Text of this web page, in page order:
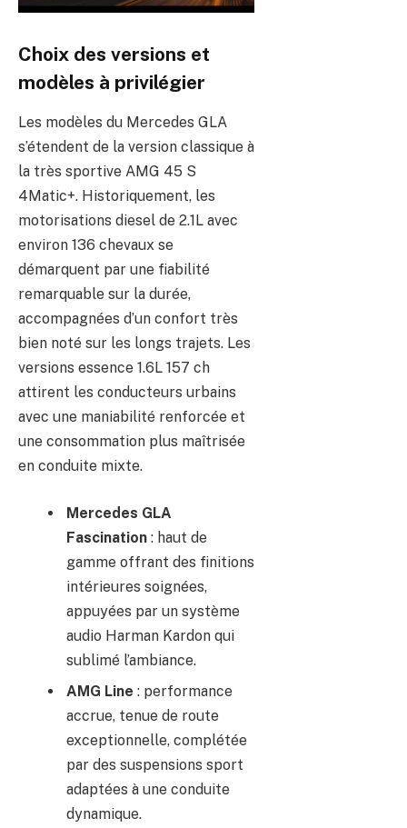
Choix des versions et
modèles à privilégier
Les modèles du Mercedes GLA
s’étendent de la version classique à
la très sportive AMG 45 S
4Matic+. Historiquement, les
motorisations diesel de 2.1L avec
environ 136 chevaux se
démarquent par une fiabilité
remarquable sur la durée,
accompagnées d’un confort très
bien noté sur les longs trajets. Les
versions essence 1.6L 157 ch
attirent les conducteurs urbains
avec une maniabilité renforcée et
une consommation plus maîtrisée
en conduite mixte.
Mercedes GLA
Fascination : haut de
gamme offrant des finitions
intérieures soignées,
appuyées par un système
audio Harman Kardon qui
sublimé l’ambiance.
AMG Line : performance
accrue, tenue de route
exceptionnelle, complétée
par des suspensions sport
adaptées à une conduite
dynamique.